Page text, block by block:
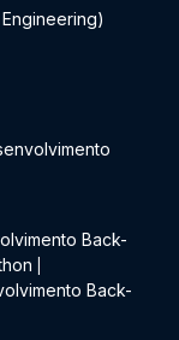
Back-
Back-